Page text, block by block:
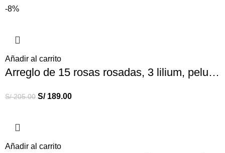
-8%
Añadir al carrito
Arreglo de 15 rosas rosadas, 3 lilium, peluche y globo – Cumpleaños
S/205.00 S/189.00
Añadir al carrito